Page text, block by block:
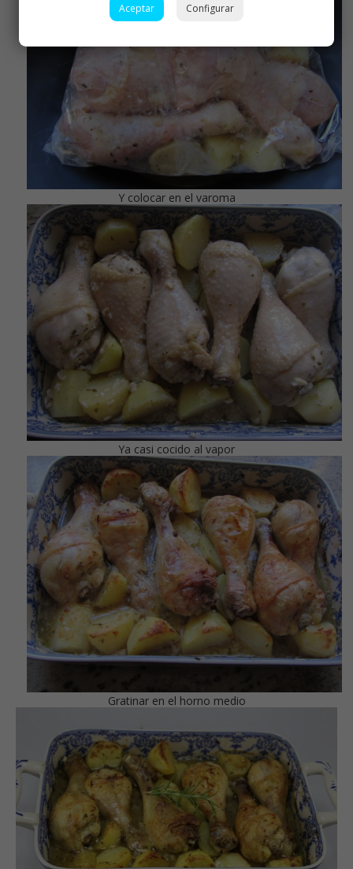
Y colocar en el varoma
Ya casi cocido al vapor
Gratinar en el horno medio
Aceptar Configurar